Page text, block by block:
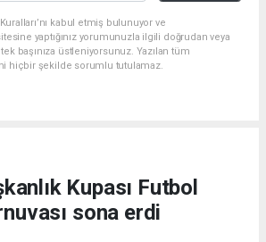
kabul etmiş bulunuyor ve
yaptığınız yorumunuzla ilgili doğrudan veya
başınıza üstleniyorsunuz. Yazılan tüm
hiçbir şekilde sorumlu tutulamaz.
Kupası Futbol
sona erdi